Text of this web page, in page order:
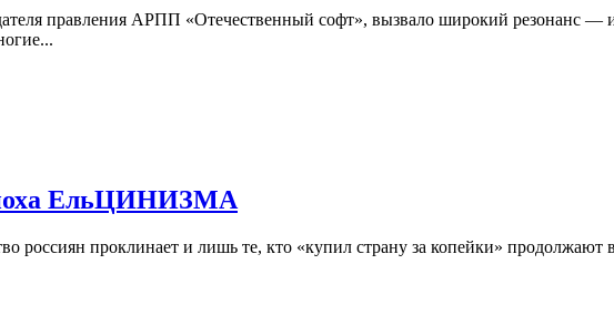
правления АРПП «Отечественный софт», вызвало широкий резонанс — и
ЕльЦИНИЗМА
россиян проклинает и лишь те, кто «купил страну за копейки»